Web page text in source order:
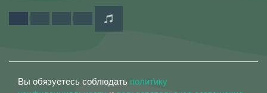
Вы обязуетесь соблюдать политику